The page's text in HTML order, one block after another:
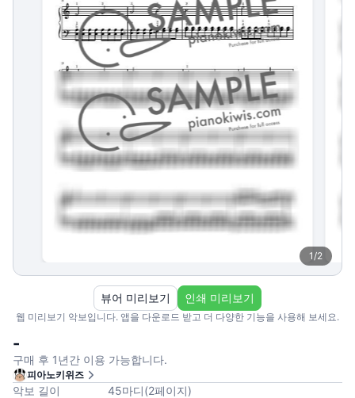
1/2
웹 미리보기 악보입니다. 앱을 다운로드 받고 더 다양한 기능을 사용해 보세요.
뷰어 미리보기 인쇄 미리보기
-
구매 후 1년간 이용 가능합니다.
피아노키위즈
악보 길이 45마디(2페이지)